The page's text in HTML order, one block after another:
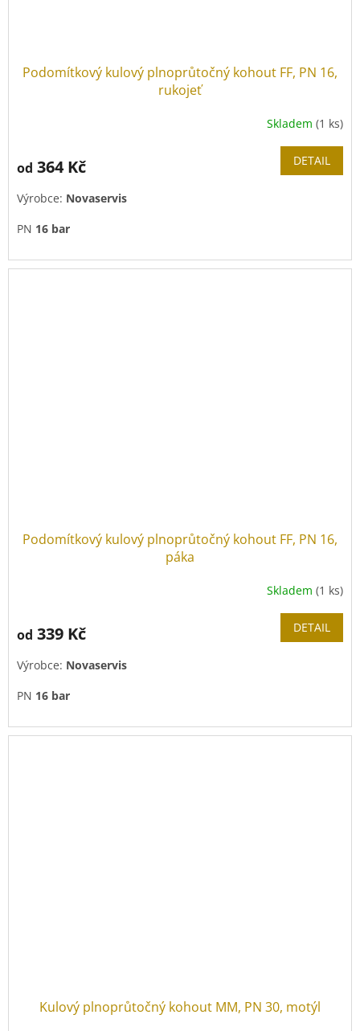
Podomítkový kulový plnoprůtočný kohout FF, PN 16,
rukojeť
Skladem (1 ks)
od 364 Kč DETAIL
Výrobce: Novaservis
PN 16 bar
Vhodný i pro solární systémy.
Podomítkový kulový plnoprůtočný kohout FF, PN 16,
páka
Skladem (1 ks)
od 339 Kč DETAIL
Výrobce: Novaservis
PN 16 bar
Vhodný i pro solární systémy.
Kulový plnoprůtočný kohout MM, PN 30, motýl